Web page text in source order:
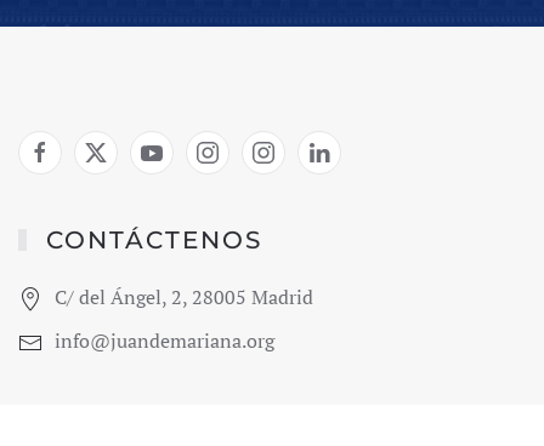
CONTÁCTENOS
C/ del Ángel, 2, 28005 Madrid
info@juandemariana.org